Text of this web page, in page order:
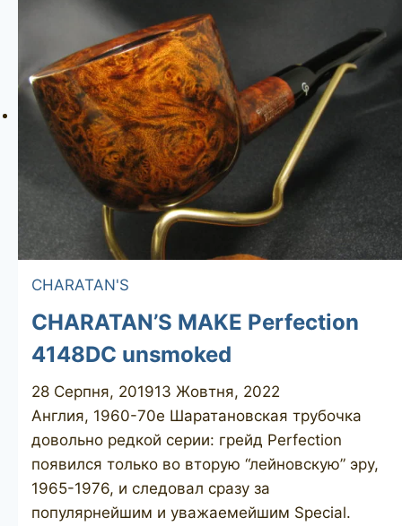
Premier
BPSC
07
unsmoked
CHARATAN'S
CHARATAN’S MAKE Perfection
4148DC unsmoked
28 Серпня, 201913 Жовтня, 2022
Англия, 1960-70е Шаратановская трубочка
довольно редкой серии: грейд Perfection
появился только во вторую “лейновскую” эру,
1965-1976, и следовал сразу за
популярнейшим и уважаемейшим Special.